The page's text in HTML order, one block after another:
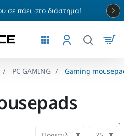
σε πάει στο διάστημα!
PC GAMING Gaming